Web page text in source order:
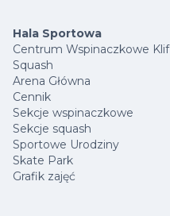
Hala Sportowa
Centrum Wspinaczkowe Klif
Squash
Arena Główna
Cennik
Sekcje wspinaczkowe
Sekcje squash
Sportowe Urodziny
Skate Park
Grafik zajęć